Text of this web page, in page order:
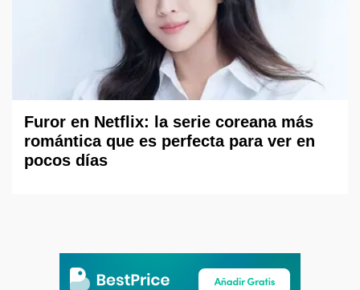
Furor en Netflix: la serie coreana más
romántica que es perfecta para ver en
pocos días